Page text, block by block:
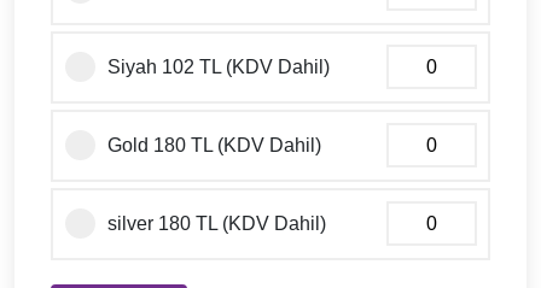
Siyah 102 TL (KDV Dahil)
Gold 180 TL (KDV Dahil)
silver 180 TL (KDV Dahil)